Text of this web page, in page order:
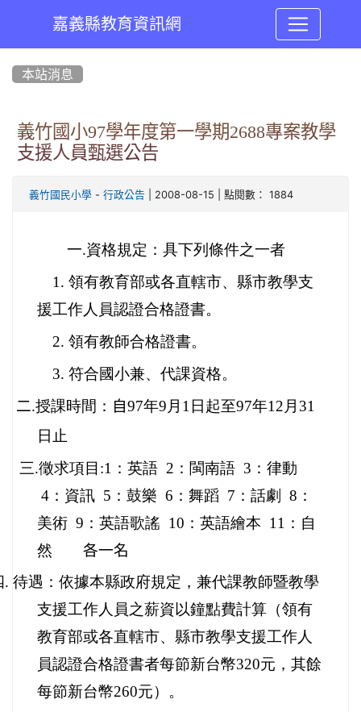
嘉義縣教育資訊網
本站消息
義竹國小97學年度第一學期2688專案教學
支援人員甄選公告
義竹國民小學 - 行政公告 | 2008-08-15 | 點閱數： 1884
一.資格規定：具下列條件之一者
1. 領有教育部或各直轄市、縣市教學支
援工作人員認證合格證書。
2. 領有教師合格證書。
3. 符合國小兼、代課資格。
二.授課時間： 自97年9月1日起至97年12月31
日止
三.徵求項目:1：英語 2：閩南語 3：律動
4：資訊 5：鼓樂 6：舞蹈 7：話劇
8：
美術 9：英語歌謠 10：英語繪本 11：自
然 各一名
遇：依據本縣政府規定，兼代課教師暨教學
支援工作人員之薪資以鐘點費計算（領有
教育部或各直轄市、縣市教學支援工作人
員認證合格證書者每節新台幣320元，其餘
每節新台幣260元）。